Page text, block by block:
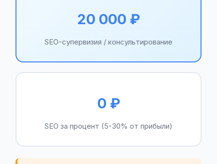
20 000 ₽
SEO-супервизия / консультирование
0 ₽
SEO за процент (5-30% от прибыли)